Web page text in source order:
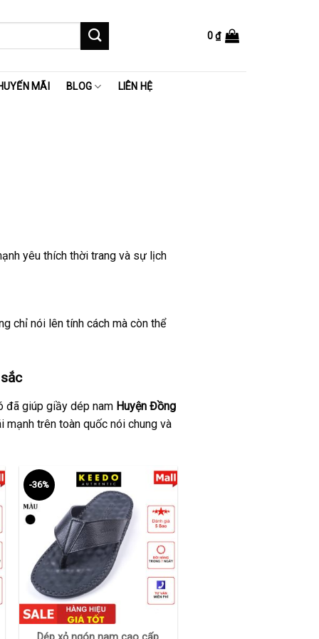
0₫
MÃI BLOG LIÊN HỆ
yêu thích thời trang và sự lịch
chỉ nói lên tính cách mà còn thể
đã giúp giầy dép nam Huyện Đồng
trên toàn quốc nói chung và
-36%
+